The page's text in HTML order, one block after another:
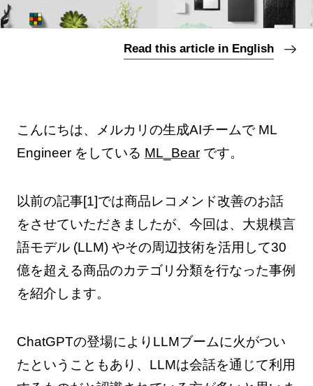
Read this article in English
こんにちは、メルカリの生成AIチームで ML
Engineer をしている ML_Bearです。
以前の記事[1]では商品レコメンド改善のお話
をさせていただきましたが、今回は、大規模言
語モデル (LLM) やその周辺技術を活用して30
億を超える商品のカテゴリ分類を行なった事例
を紹介します。
ChatGPTの登場によりLLMブームに火がつい
たということもあり、LLMは会話を通じて利用